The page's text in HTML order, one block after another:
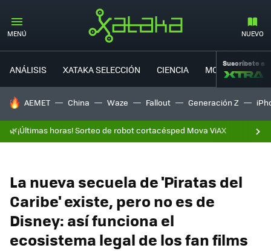
MENÚ NUEVO
ANÁLISIS XATAKA SELECCIÓN CIENCIA MOVILIDAD
Suscríbete a
HOY SE HABLA DE
AEMET China Waze Fallout Generación Z
🌿¡Últimas horas! Sorteo de robot cortacésped Mova ViAX
La nueva secuela de 'Piratas del
Caribe' existe, pero no es de
Disney: así funciona el
ecosistema legal de los fan films